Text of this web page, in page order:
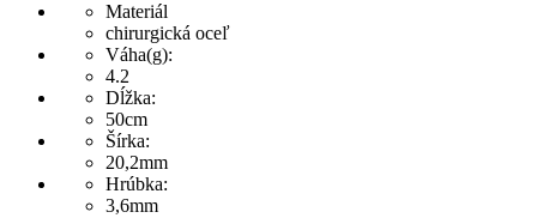
Materiál
chirurgická oceľ
Váha(g):
4.2
Dĺžka:
50cm
Šírka:
20,2mm
Hrúbka:
3,6mm